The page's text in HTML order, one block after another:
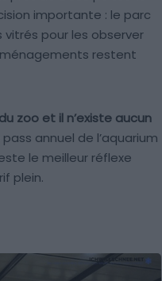
importante : le parc
vitrés pour les observer
restent
zoo et il n’existe aucun
annuel de l’aquarium
le meilleur réflexe
plein.